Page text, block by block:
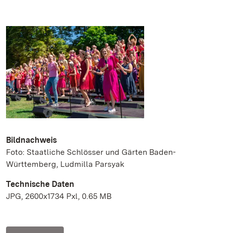
Bildnachweis
Foto: Staatliche Schlösser und Gärten Baden-
Württemberg, Ludmilla Parsyak
Technische Daten
JPG, 2600x1734 Pxl, 0.65 MB